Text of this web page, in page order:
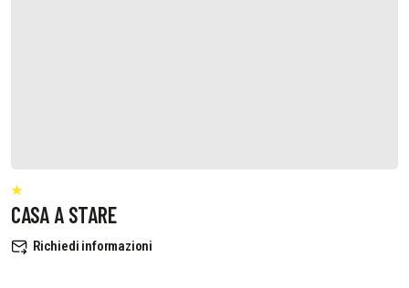
CASA A STARE
Richiedi informazioni